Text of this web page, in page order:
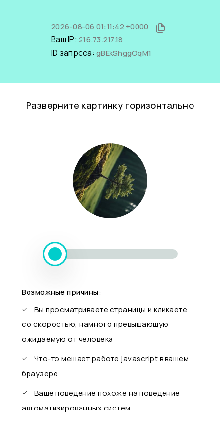
2026-08-06 01:11:42 +0000
Ваш IP: 216.73.217.18
ID запроса: gBEkShggOqM1
Разверните картинку горизонтально
Возможные причины:
Вы просматриваете страницы и кликаете
со скоростью, намного превышающую
ожидаемую от человека
Что-то мешает работе javascript в вашем
браузере
Ваше поведение похоже на поведение
автоматизированных систем